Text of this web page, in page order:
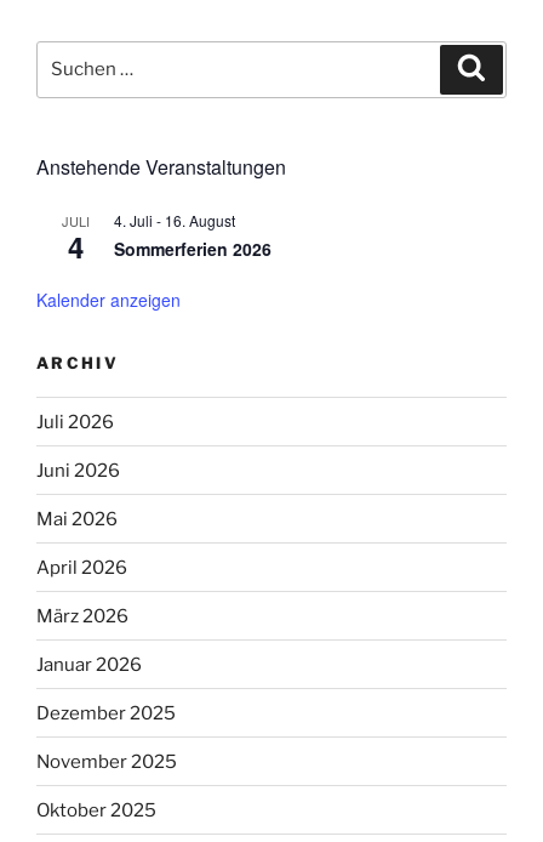
nach:
Anstehende Veranstaltungen
JULI
4
4. Juli - 16. August
Sommerferien 2026
Kalender anzeigen
ARCHIV
Juli 2026
Juni 2026
Mai 2026
April 2026
März 2026
Januar 2026
Dezember 2025
November 2025
Oktober 2025